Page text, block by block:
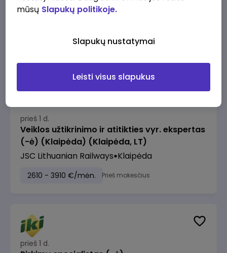
Veiklos užtikrinimo ir atitikties vyr. ekspertas
(-ė) (Kaunas) (Kaunas, LT)
prieš 1 d.
Veiklos užtikrinimo ir atitikties vyr. ekspertas
(-ė) (Klaipėda) (Klaipėda, LT)
JSC Lithuanian Railways Klaipėda
2610 - 3910 €/mėn. Prieš mokesčius
prieš 1 d.
mūsų Slapukų politikoje.
Slapukų nustatymai
Leisti visus slapukus